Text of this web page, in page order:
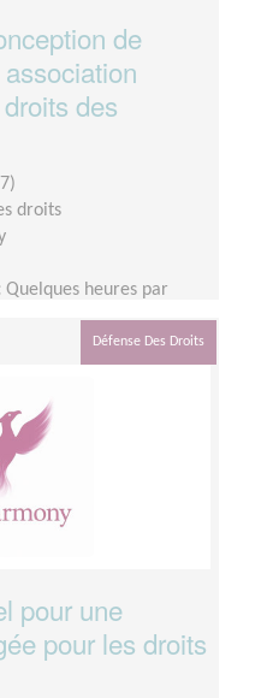
de
des
droits
Quelques heures par
Défense Des Droits
pour une
pour les droits